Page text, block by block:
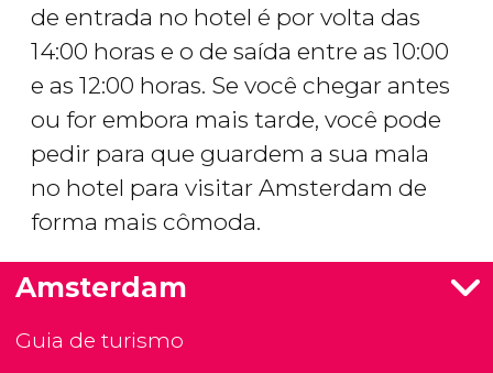
de entrada no hotel é por volta das
14:00 horas e o de saída entre as 10:00
e as 12:00 horas. Se você chegar antes
ou for embora mais tarde, você pode
pedir para que guardem a sua mala
no hotel para visitar Amsterdam de
forma mais cômoda.
Amsterdam
Guia de turismo